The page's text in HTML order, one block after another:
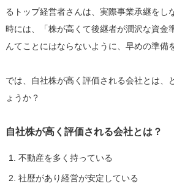
るトップ経営者さんは、実際事業承継をし
時には、「株が高くて後継者が潤沢な資金
んてことにはならないように、早めの準備
では、自社株が高く評価される会社とは、
ょうか？
自社株が高く評価される会社とは？
不動産を多く持っている
社歴があり経営が安定している